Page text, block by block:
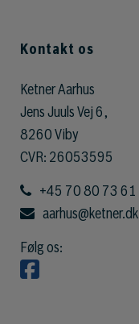
Kontakt os
Ketner Aarhus
Jens Juuls Vej 6,
8260 Viby
CVR: 26053595
+45 70 80 73 61
aarhus@ketner.dk
Følg os: